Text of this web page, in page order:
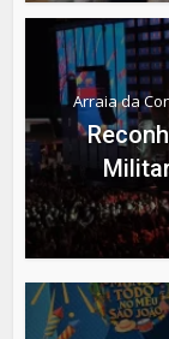
Arraia da